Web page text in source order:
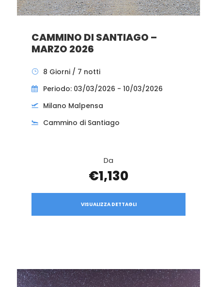
CAMMINO DI SANTIAGO –
MARZO 2026
8 Giorni / 7 notti
Periodo: 03/03/2026 - 10/03/2026
Milano Malpensa
Cammino di Santiago
Da
€1,130
VISUALIZZA DETTAGLI